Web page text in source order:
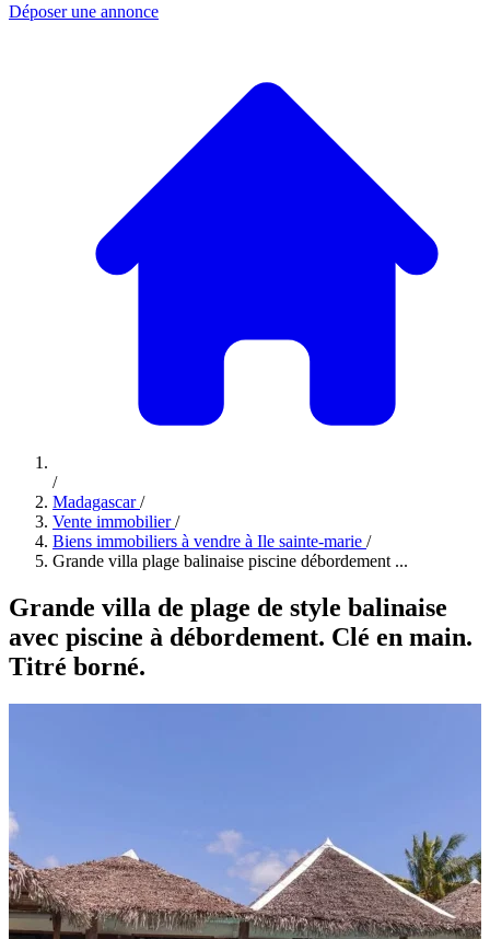
Déposer une annonce
/
Madagascar /
Vente immobilier /
Biens immobiliers à vendre à Ile sainte-marie /
Grande villa plage balinaise piscine débordement ...
Grande villa de plage de style balinaise
avec piscine à débordement. Clé en main.
Titré borné.